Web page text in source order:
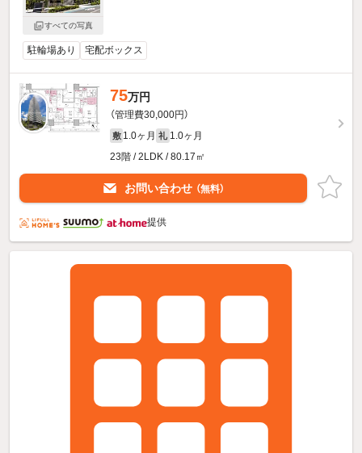
すべての写真
駐輪場あり 宅配ボックス
75万円
（管理費30,000円）
敷 1.0ヶ月 礼 1.0ヶ月
23階 / 2LDK / 80.17㎡
お問い合わせ （無料）
提供